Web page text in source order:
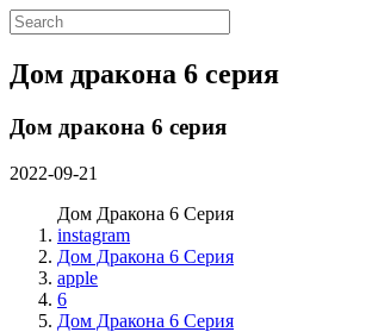
Дом дракона 6 серия
Дом дракона 6 серия
2022-09-21
Дом Дракона 6 Серия
instagram
Дом Дракона 6 Серия
apple
6
Дом Дракона 6 Серия